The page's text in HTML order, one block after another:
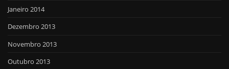
Janeiro 2014
Dezembro 2013
Novembro 2013
Outubro 2013